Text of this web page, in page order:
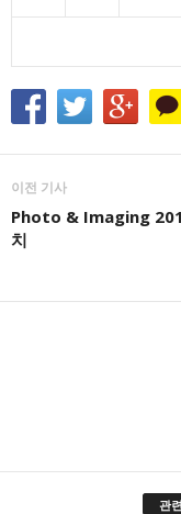
이전 기사
Photo & Imaging
치
관